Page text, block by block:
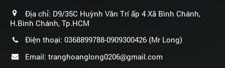
Địa chỉ: D9/35C Huỳnh Văn Trí ấp 4 Xã Bình Chánh,
H.Bình Chánh, Tp.HCM
Điện thoại: 0368899788-0909300426 (Mr Long)
Email: tranghoanglong0206@gmail.com